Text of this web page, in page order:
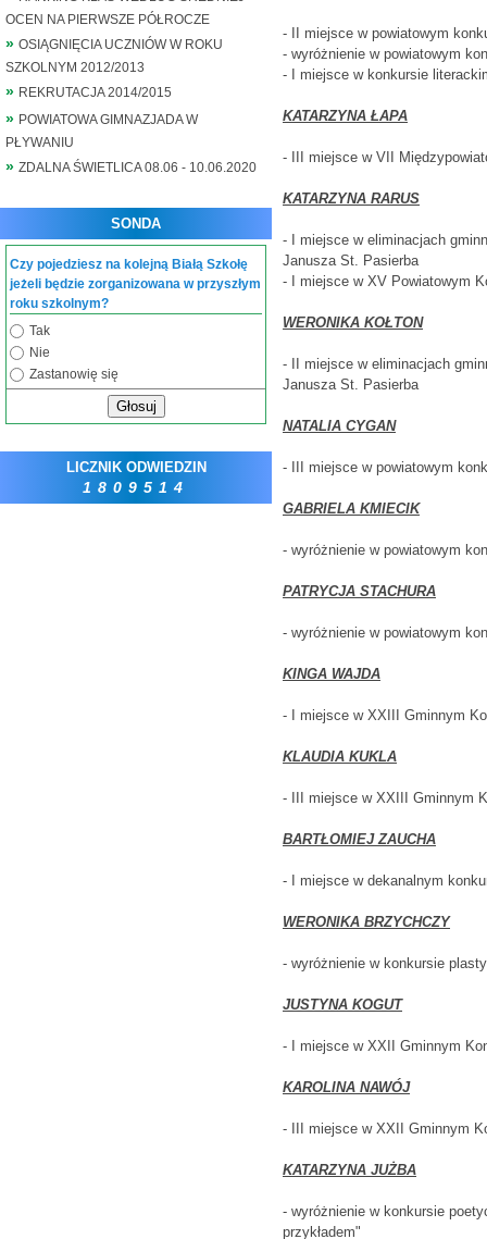
OCEN NA PIERWSZE PÓŁROCZE
OSIĄGNIĘCIA UCZNIÓW W ROKU
SZKOLNYM 2012/2013
REKRUTACJA 2014/2015
POWIATOWA GIMNAZJADA W
PŁYWANIU
ZDALNA ŚWIETLICA 08.06 - 10.06.2020
SONDA
Czy pojedziesz na kolejną Białą Szkołę
jeżeli będzie zorganizowana w przyszłym
roku szkolnym?
Tak
Nie
Zastanowię się
Głosuj
LICZNIK ODWIEDZIN
1809514
- II miejsce w powiatowym
- wyróżnienie w powiatowym
- I miejsce w konkursie
KATARZYNA ŁAPA
- III miejsce w VII
KATARZYNA RARUS
- I miejsce w eliminacjach
Janusza St. Pasierba
- I miejsce w XV Powiatowym
WERONIKA KOŁTON
- II miejsce w eliminacjach
Janusza St. Pasierba
NATALIA CYGAN
- III miejsce w powiatowym
GABRIELA KMIECIK
- wyróżnienie w powiatowym
PATRYCJA STACHURA
- wyróżnienie w powiatowym
KINGA WAJDA
- I miejsce w XXIII Gminnym
KLAUDIA KUKLA
- III miejsce w XXIII Gminnym
BARTŁOMIEJ ZAUCHA
- I miejsce w dekanalnym
WERONIKA BRZYCHCZY
- wyróżnienie w konkursie
JUSTYNA KOGUT
- I miejsce w XXII Gminnym
KAROLINA NAWÓJ
- III miejsce w XXII Gminnym
KATARZYNA JUŻBA
- wyróżnienie w konkursie
przykładem"